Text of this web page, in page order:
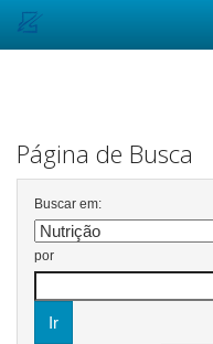
Página de Busca
Buscar em:
por